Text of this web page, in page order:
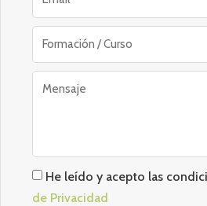
He leído y acepto las
de Privacidad